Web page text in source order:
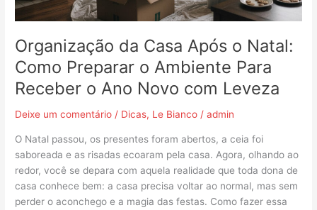
Organização da Casa Após o Natal:
Como Preparar o Ambiente Para
Receber o Ano Novo com Leveza
Deixe um comentário / Dicas, Le Bianco /admin
O Natal passou, os presentes foram abertos, a ceia foi
saboreada e as risadas ecoaram pela casa. Agora, olhando ao
redor, você se depara com aquela realidade que toda dona de
casa conhece bem: a casa precisa voltar ao normal, mas sem
perder o aconchego e a magia das festas. Como fazer essa
Ambiente
Para
Receber
o
Ano
Novo
Leveza